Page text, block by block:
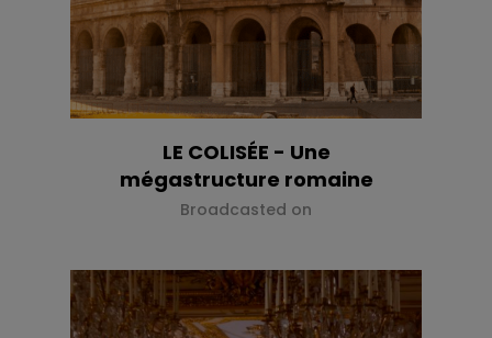
LE COLISÉE - Une
mégastructure romaine
Broadcasted on